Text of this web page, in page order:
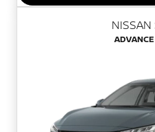
NISSAN